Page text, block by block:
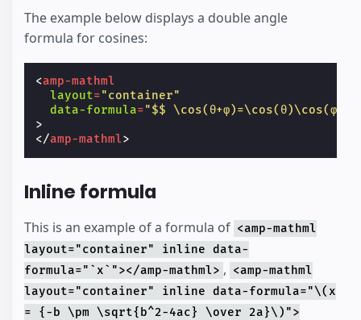
The example below displays a double angle
formula for cosines:
<amp-mathml
layout="container"
data-formula="$$
>
</amp-mathml>
Inline formula
This is an example of a formula of <amp-mathml
layout="container" inline data-
formula="`x`"></amp-mathml> , <amp-mathml
layout="container" inline data-formula="\(x
= {-b \pm \sqrt{b^2-4ac} \over 2a}\)">